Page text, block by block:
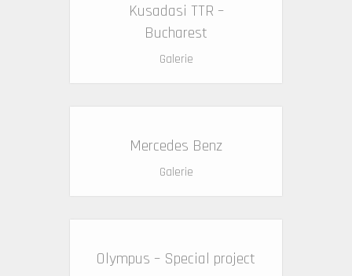
Kusadasi TTR –
Bucharest
Galerie
Mercedes Benz
Galerie
Olympus – Special project